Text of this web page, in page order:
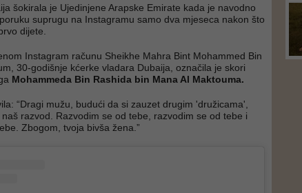
šokirala je Ujedinjene Arapske Emirate kada je navodno
suprugu na Instagramu samo dva mjeseca nakon što
dijete.
Instagram računu Sheikhe Mahra Bint Mohammed Bin
30-godišnje kćerke vladara Dubaija, označila je skori
Mohammeda Bin Rashida bin Mana Al Maktouma.
“Dragi mužu, budući da si zauzet drugim 'družicama',
razvod. Razvodim se od tebe, razvodim se od tebe i
Zbogom, tvoja bivša žena.”